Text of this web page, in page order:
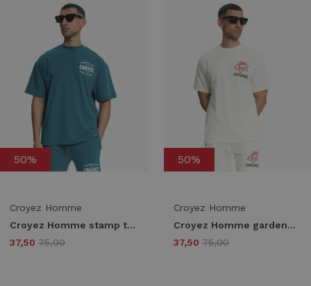
50%
Croyez Homme
Croyez Homme stamp t-shirt crb30026023 Print T-shirts 43014 dark teal
37,50 75,00
50%
Croyez Homme
Croyez Homme gardener t-shirt crb30026047 Print T-shirts 40002 off-white
37,50 75,00